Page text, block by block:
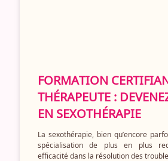
FORMATION
THÉRAPEUTE :
EN SEXOTHÉRAPIE
La sexothérapie, bien qu’encore
spécialisation de plus en plus
efficacité dans la résolution des